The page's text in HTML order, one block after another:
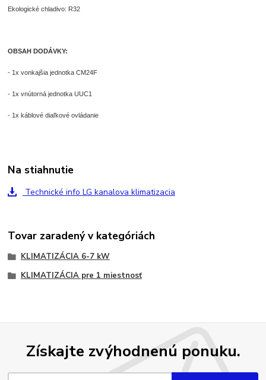
Ekologické chladivo: R32
OBSAH DODÁVKY:
- 1x vonkajšia jednotka CM24F
- 1x vnútorná jednotka UUC1
- 1x káblové diaľkové ovládanie
Na stiahnutie
Technické info LG kanalova klimatizacia
Tovar zaradený v kategóriách
KLIMATIZÁCIA 6-7 kW
KLIMATIZÁCIA pre 1 miestnosť
Získajte zvýhodnenú ponuku.